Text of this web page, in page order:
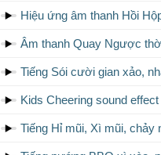
Hiệu ứng âm thanh Hồi
Âm thanh Quay Ngược
Tiếng Sói cười gian xảo,
Kids Cheering sound effect
Tiếng Hỉ mũi, Xì mũi, chảy